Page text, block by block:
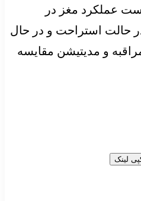
عملکرد مغز در
حالت استراحت و در حال
و مدیتیشن مقایسه
لینک